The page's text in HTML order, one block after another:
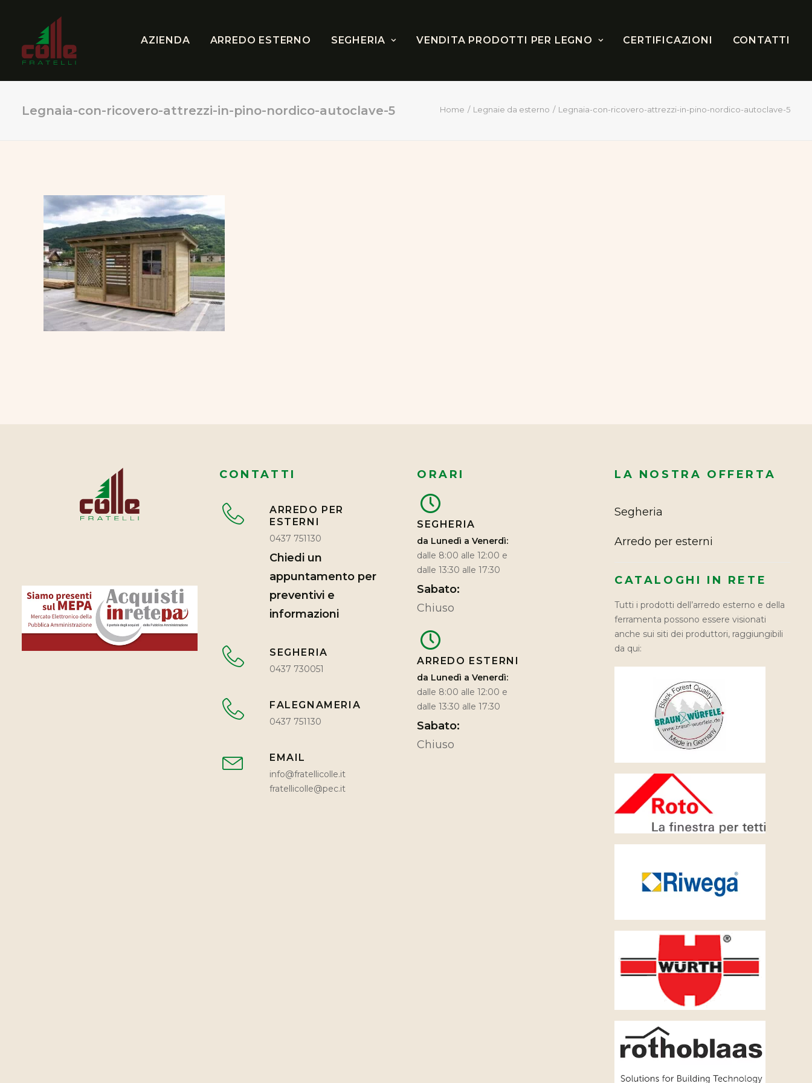
AZIENDA ARREDO ESTERNO SEGHERIA VENDITA PRODOTTI PER LEGNO CERTIFICAZIONI CONTATTI
Legnaia-con-ricovero-attrezzi-in-pino-nordico-autoclave-5 Home Legnaie da esterno Legnaia-con-ricovero-attrezzi-in-pino-nordico-autoclave-5
CONTATTI
ARREDO PER
ESTERNI
0437 751130
Chiedi un
appuntamento per
preventivi e
informazioni
SEGHERIA
0437 730051
FALEGNAMERIA
0437 751130
EMAIL
info@fratellicolle.it
fratellicolle@pec.it
ORARI
SEGHERIA
da Lunedì a Venerdì:
dalle 8:00 alle 12:00 e
dalle 13:30 alle 17:30
Sabato:
Chiuso
ARREDO ESTERNI
da Lunedì a Venerdì:
dalle 8:00 alle 12:00 e
dalle 13:30 alle 17:30
Sabato:
Chiuso
LA NOSTRA OFFERTA
Segheria
Arredo per esterni
CATALOGHI IN RETE
Tutti i prodotti dell’arredo esterno e della
ferramenta possono essere visionati
anche sui siti dei produttori, raggiungibili
da qui: